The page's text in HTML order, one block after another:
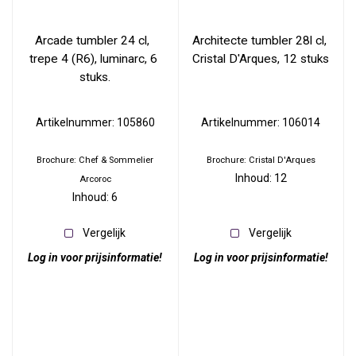
Arcade tumbler 24 cl,
trepe 4 (R6), luminarc, 6
stuks.
Artikelnummer: 105860
Brochure: Chef & Sommelier
Arcoroc
Inhoud: 6
Vergelijk
Log in voor prijsinformatie!
Architecte tumbler 28l cl,
Cristal D'Arques, 12 stuks
Artikelnummer: 106014
Brochure: Cristal D'Arques
Inhoud: 12
Vergelijk
Log in voor prijsinformatie!